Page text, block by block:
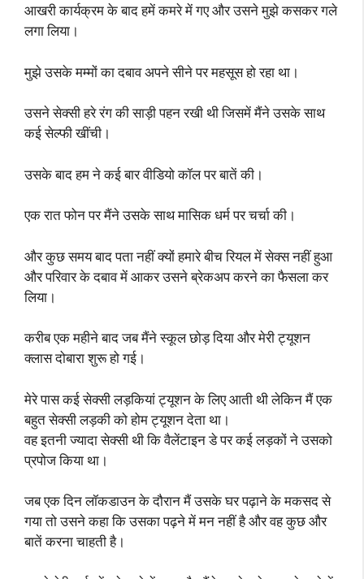
आखरी कार्यक्रम के बाद हमें कमरे में गए और उसने मुझे कसकर गले
लगा लिया।
मुझे उसके मम्मों का दबाव अपने सीने पर महसूस हो रहा था।
उसने सेक्सी हरे रंग की साड़ी पहन रखी थी जिसमें मैंने उसके साथ
कई सेल्फी खींची।
उसके बाद हम ने कई बार वीडियो कॉल पर बातें की।
एक रात फोन पर मैंने उसके साथ मासिक धर्म पर चर्चा की।
और कुछ समय बाद पता नहीं क्यों हमारे बीच रियल में सेक्स नहीं हुआ
और परिवार के दबाव में आकर उसने ब्रेकअप करने का फैसला कर
लिया।
करीब एक महीने बाद जब मैंने स्कूल छोड़ दिया और मेरी ट्यूशन
क्लास दोबारा शुरू हो गई।
मेरे पास कई सेक्सी लड़कियां ट्यूशन के लिए आती थी लेकिन मैं एक
बहुत सेक्सी लड़की को होम ट्यूशन देता था।
वह इतनी ज्यादा सेक्सी थी कि वैलेंटाइन डे पर कई लड़कों ने उसको
प्रपोज किया था।
जब एक दिन लॉकडाउन के दौरान मैं उसके घर पढ़ाने के मकसद से
गया तो उसने कहा कि उसका पढ़ने में मन नहीं है और वह कुछ और
बातें करना चाहती है।